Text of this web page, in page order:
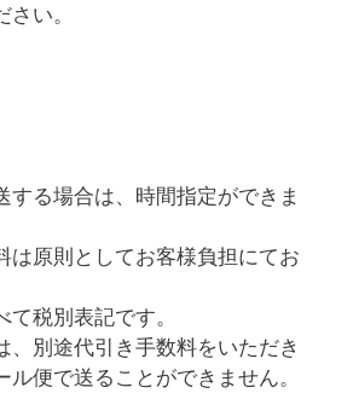
い。
する場合は、時間指定ができま
は原則としてお客様負担にてお
て税別表記です。
、別途代引き手数料をいただき
ル便で送ることができません。